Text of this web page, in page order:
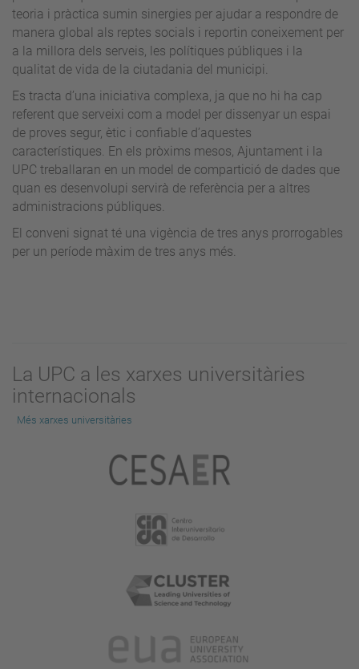
teoria i pràctica sumin sinergies per ajudar a respondre de
manera global als reptes socials i reportin coneixement per
a la millora dels serveis, les polítiques públiques i la
qualitat de vida de la ciutadania del municipi.
Es tracta d’una iniciativa complexa, ja que no hi ha cap
referent que serveixi com a model per dissenyar un espai
de proves segur, ètic i confiable d’aquestes
característiques. En els pròxims mesos, Ajuntament i la
UPC treballaran en un model de compartició de dades que
quan es desenvolupi servirà de referència per a altres
administracions públiques.
El conveni signat té una vigència de tres anys prorrogables
per un període màxim de tres anys més.
La UPC a les xarxes universitàries
internacionals
Més xarxes universitàries